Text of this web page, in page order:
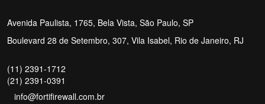
Avenida Paulista, 1765, Bela Vista, São Paulo, SP
Boulevard 28 de Setembro, 307, Vila Isabel, Rio de Janeiro, RJ
(11) 2391-1712
(21) 2391-0391
info@fortifirewall.com.br